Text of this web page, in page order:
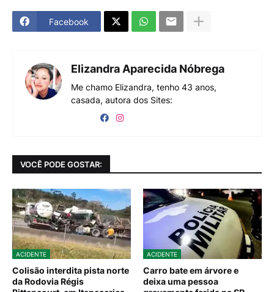
Facebook
Elizandra Aparecida Nóbrega
Me chamo Elizandra, tenho 43 anos,
casada, autora dos Sites:
VOCÊ PODE GOSTAR:
ACIDENTE
Colisão interdita pista norte
da Rodovia Régis
ACIDENTE
Carro bate em árvore e
deixa uma pessoa